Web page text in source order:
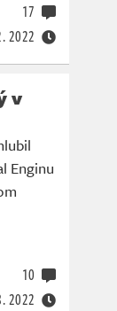
2022
17
v
Enginu
2022
10